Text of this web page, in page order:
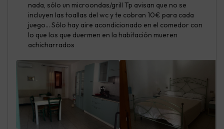
nada, sólo un microondas/grill Tp avisan que no se
incluyen las toallas del wc y te cobran 10€ para cada
juego… Sólo hay aire acondicionado en el comedor con
lo que los que duermen en la habitación mueren
achicharrados